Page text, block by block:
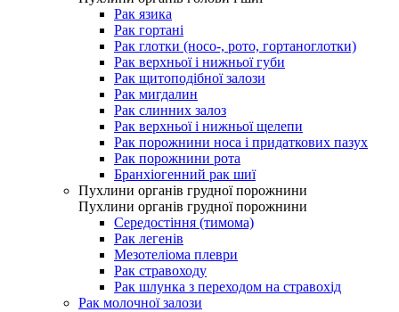
Рак язика
Рак гортані
Рак глотки (носо-, рото, гортаноглотки)
Рак верхньої і нижньої губи
Рак щитоподібної залози
Рак мигдалин
Рак слинних залоз
Рак верхньої і нижньої щелепи
Рак порожнини носа і придаткових пазух
Рак порожнини рота
Бранхіогенний рак шиї
Пухлини органів грудної порожнини
Пухлини органів грудної порожнини
Середостіння (тимома)
Рак легенів
Мезотеліома плеври
Рак стравоходу
Рак шлунка з переходом на стравохід
Рак молочної залози